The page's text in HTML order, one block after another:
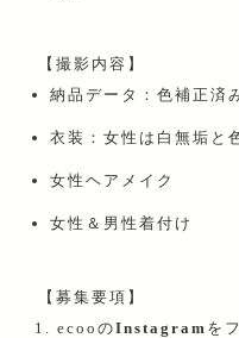
【撮影内容】
納品データ：色補正済
衣装：女性は白無垢と
女性ヘアメイク
女性＆男性着付け
【募集要項】
ecooのInstagram を